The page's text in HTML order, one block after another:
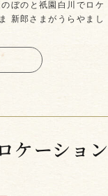
ぼのと祇園白川でロケ
新郎さまがうらやまし
ケーション